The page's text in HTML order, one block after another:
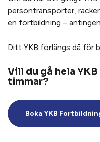
persontransporter,
en fortbildning –
Ditt YKB förlängs då för
Vill du gå hela
timmar?
Boka YKB